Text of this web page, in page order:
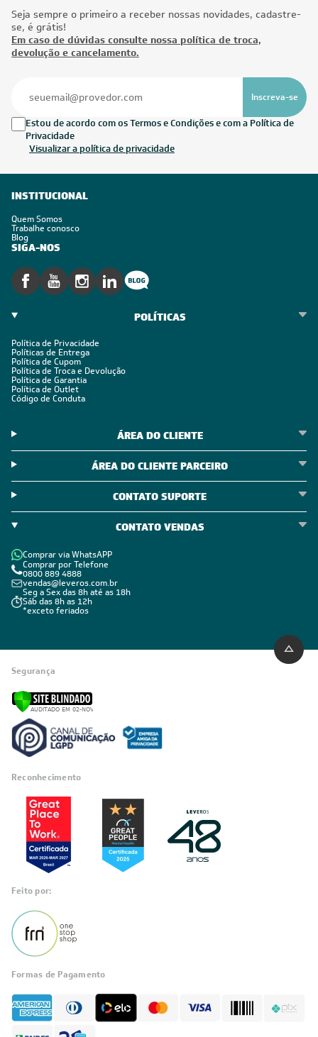
Seja sempre o primeiro a receber nossas novidades, cadastre-
se, é grátis!
Em caso de dúvidas consulte nossa política de troca,
devolução e cancelamento.
Inscreva-se
Estou de acordo com os Termos e Condições e com a Política de
Privacidade
Visualizar a política de privacidade
INSTITUCIONAL
Quem Somos
Trabalhe conosco
Blog
SIGA-NOS
POLÍTICAS
Política de Privacidade
Políticas de Entrega
Política de Cupom
Política de Troca e Devolução
Política de Garantia
Política de Outlet
Código de Conduta
ÁREA DO CLIENTE
ÁREA DO CLIENTE PARCEIRO
CONTATO SUPORTE
CONTATO VENDAS
Comprar via WhatsAPP
Comprar por Telefone
0800 889 4888
vendas@leveros.com.br
Seg a Sex das 8h até as 18h
Sáb das 8h as 12h
*exceto feriados
Segurança
Reconhecimento
Feito por:
Formas de Pagamento
Fale com a LIA